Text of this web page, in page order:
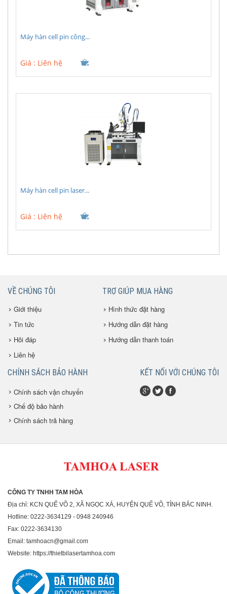
Máy hàn cell pin công...
Giá : Liên hệ
Máy hàn cell pin laser...
Giá : Liên hệ
VỀ CHÚNG TÔI
Giới thiệu
Tin tức
Hỏi đáp
Liên hệ
TRỢ GIÚP MUA HÀNG
Hình thức đặt hàng
Hướng dẫn đặt hàng
Hướng dẫn thanh toán
CHÍNH SÁCH BẢO HÀNH
Chính sách vận chuyển
Chế độ bảo hành
Chính sách trả hàng
KẾT NỐI VỚI CHÚNG TÔI
CÔNG TY TNHH TAM HÒA
Địa chỉ: KCN QUẾ VÕ 2, XÃ NGỌC XÁ, HUYỆN QUẾ VÕ, TỈNH BẮC NINH.
Hotline: 0222-3634129 - 0948 240946
Fax: 0222-3634130
Email: tamhoacn@gmail.com
Website: https://thietbilasertamhoa.com